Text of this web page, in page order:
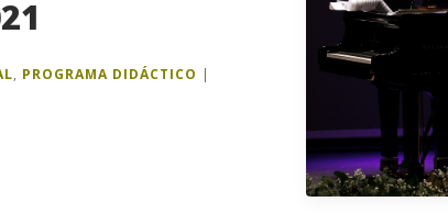
, PROGRAMA DIDÁCTICO |